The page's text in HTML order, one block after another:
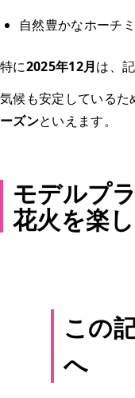
自然豊かなホーチ
特に2025年12月は、
気候も安定しているた
ーズンといえます。
モデルプ
花火を楽
この
へ